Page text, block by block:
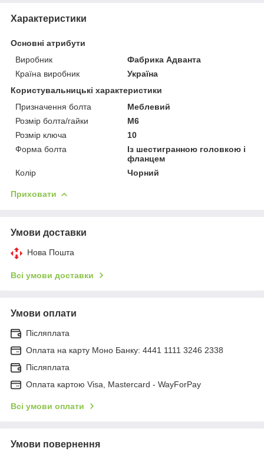
Характеристики
Основні атрибути
Виробник
Фабрика Адванта
Країна виробник
Україна
Користувальницькі характеристики
Призначення болта
Меблевий
Розмір болта/гайки
М6
Розмір ключа
10
Форма болта
Із шестигранною головкою і
фланцем
Колір
Чорний
Приховати
Умови доставки
Нова Пошта
Всі умови доставки
Умови оплати
Післяплата
Оплата на карту Моно Банку: 4441 1111 3246 2338
Післяплата
Оплата картою Visa, Mastercard - WayForPay
Всі умови оплати
Умови повернення